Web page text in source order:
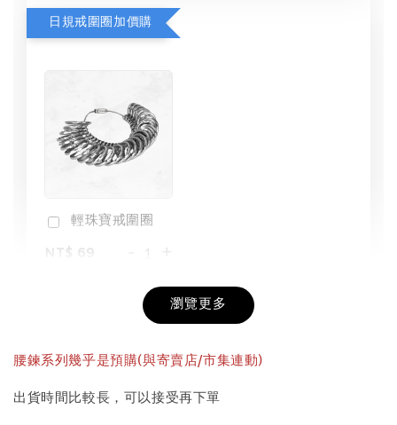
日規戒圍圈加價購
輕珠寶戒圍圈
NT$ 69
+
瀏覽更多
腰鍊系列幾乎是預購(與寄賣店/市集連動)
出貨時間比較長，可以接受再下單